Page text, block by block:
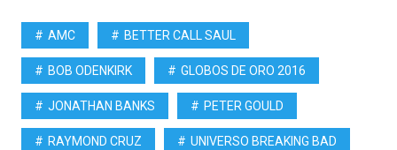
AMC BETTER CALL SAUL
BOB ODENKIRK GLOBOS DE ORO 2016
JONATHAN BANKS PETER GOULD
RAYMOND CRUZ UNIVERSO BREAKING BAD